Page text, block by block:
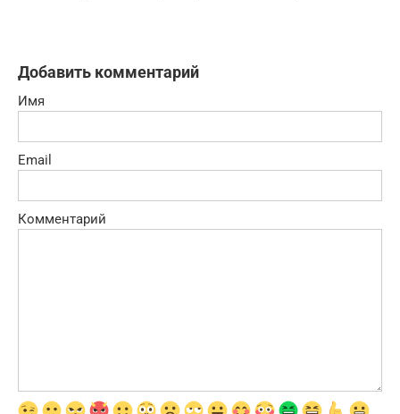
Добавить комментарий
Имя
Email
Комментарий